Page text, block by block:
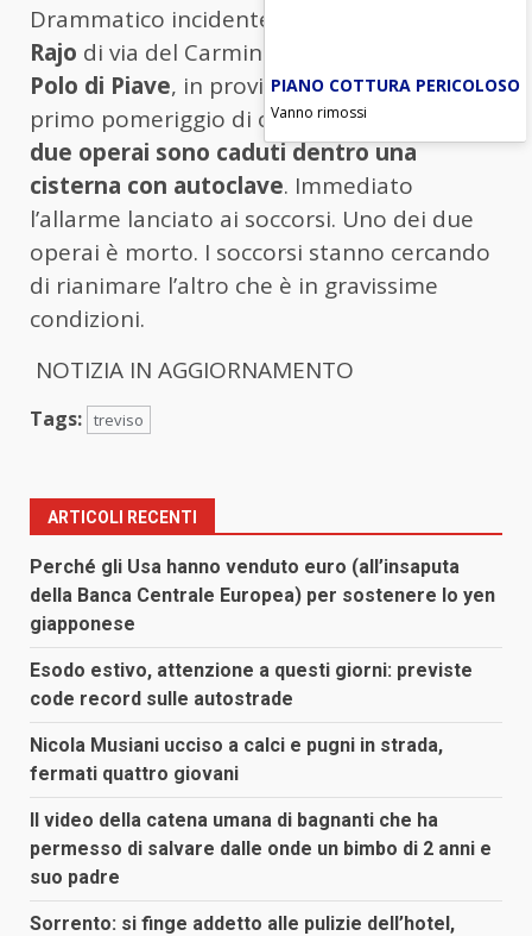
Drammatico incidente nella
Rajo di via del Carmine in zona Rai a
Polo di Piave, in provincia di Treviso. Nel
primo pomeriggio di oggi, 14 settembre,
due operai sono caduti dentro una
cisterna con autoclave. Immediato
l’allarme lanciato ai soccorsi. Uno dei due
operai è morto. I soccorsi stanno cercando
di rianimare l’altro che è in gravissime
condizioni.
NOTIZIA IN AGGIORNAMENTO
Tags: treviso
ARTICOLI RECENTI
Perché gli Usa hanno venduto euro (all’insaputa
della Banca Centrale Europea) per sostenere lo yen
giapponese
Esodo estivo, attenzione a questi giorni: previste
code record sulle autostrade
Nicola Musiani ucciso a calci e pugni in strada,
fermati quattro giovani
Il video della catena umana di bagnanti che ha
permesso di salvare dalle onde un bimbo di 2 anni e
suo padre
Sorrento: si finge addetto alle pulizie dell’hotel,
PIANO COTTURA PERICOLOSO
Vanno rimossi